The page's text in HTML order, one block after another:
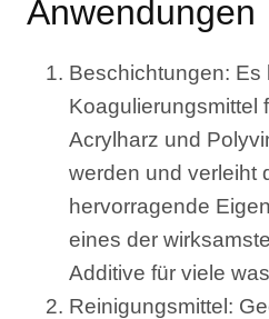
Anwendungen
Beschichtungen: Es
Koagulierungsmittel
Acrylharz und
werden und verleiht
hervorragende
eines der
Additive für viele
Reinigungsmittel: